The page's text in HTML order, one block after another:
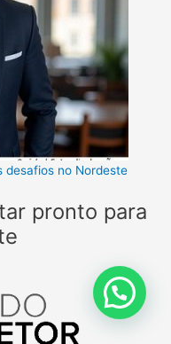
desafios no Nordeste
pronto para